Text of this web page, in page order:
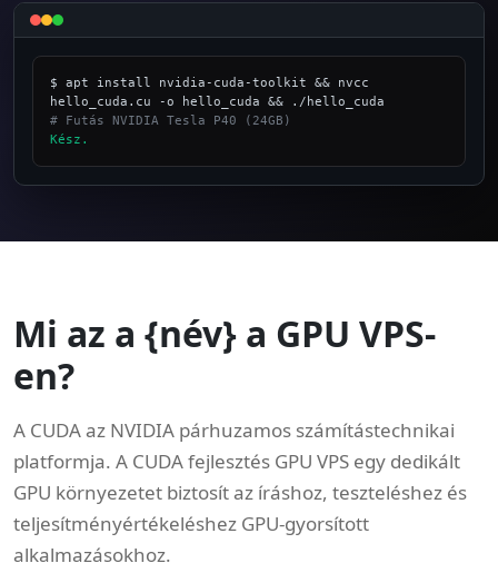
$ apt install nvidia-cuda-toolkit && nvcc
# Futás NVIDIA Tesla P40 (24GB)
Kész.
Mi az a {név} a GPU VPS-
en?
A CUDA az NVIDIA párhuzamos számítástechnikai
platformja. A CUDA fejlesztés GPU VPS egy dedikált
GPU környezetet biztosít az íráshoz, teszteléshez és
teljesítményértékeléshez GPU-gyorsított
alkalmazásokhoz.